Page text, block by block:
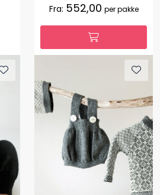
Fra: 552,00 per pakke